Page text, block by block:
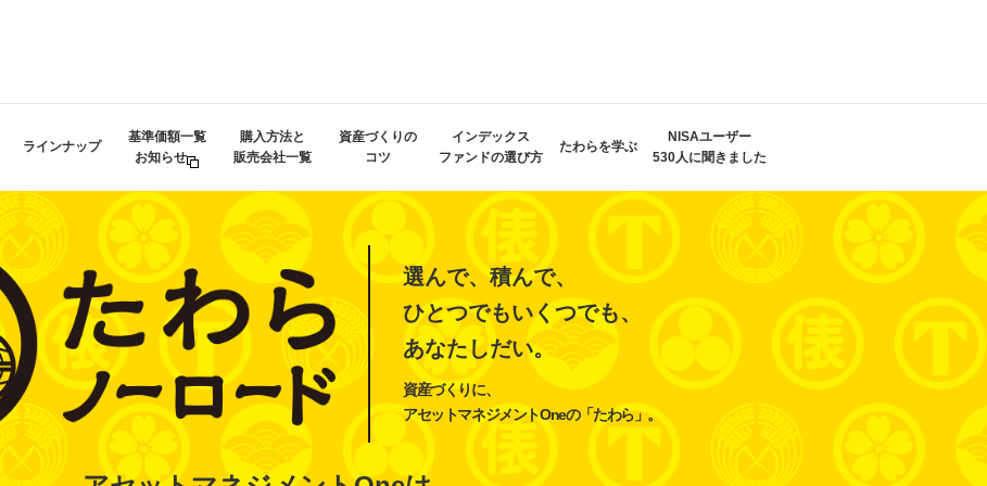
ラインナップ
基準価額一覧
お知らせ
購入方法と
販売会社一覧
資産づくりの
コツ
インデックス
ファンドの選び方
たわらを学ぶ
NISAユーザー
530人に聞きました
選んで、積んで、
ひとつでもいくつでも、
あなたしだい。
資産づくりに、
アセットマネジメントOneの「たわら」。